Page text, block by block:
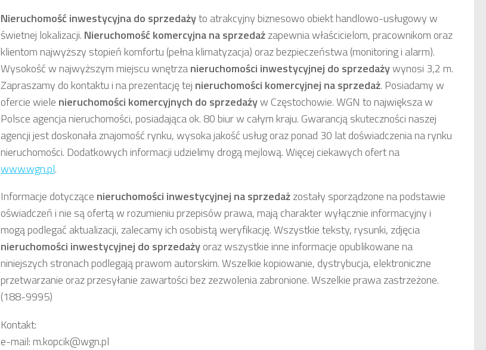
Nieruchomość inwestycyjnado sprzedażyto atrakcyjny biznesowo obiekt handlowo-usługowy w
świetnej lokalizacji. Nieruchomość komercyjnana sprzedażzapewnia właścicielom, pracownikom oraz
klientom najwyższy stopień komfortu (pełna klimatyzacja) oraz bezpieczeństwa (monitoring i alarm).
Wysokość w najwyższym miejscu wnętrzanieruchomości inwestycyjnej do sprzedażywynosi 3,2 m.
Zapraszamy do kontaktu i na prezentację tej nieruchomości komercyjnej na sprzedaż. Posiadamy w
ofercie wiele nieruchomości komercyjnych do sprzedażyw Częstochowie. WGN to największa w
Polsce agencja nieruchomości, posiadająca ok. 80 biur w całym kraju. Gwarancją skuteczności naszej
agencji jest doskonała znajomość rynku, wysoka jakość usług oraz ponad 30 lat doświadczenia na rynku
nieruchomości. Dodatkowych informacji udzielimy drogą mejlową. Więcej ciekawych ofert na
www.wgn.pl.
Informacje dotyczące nieruchomości inwestycyjnej na sprzedażzostały sporządzone na podstawie
oświadczeń i nie są ofertą w rozumieniu przepisów prawa, mają charakter wyłącznie informacyjny i
mogą podlegać aktualizacji, zalecamy ich osobistą weryfikację. Wszystkie teksty, rysunki, zdjęcia
nieruchomości inwestycyjnej do sprzedażyoraz wszystkie inne informacje opublikowane na
niniejszych stronach podlegają prawom autorskim. Wszelkie kopiowanie, dystrybucja, elektroniczne
przetwarzanie oraz przesyłanie zawartości bez zezwolenia zabronione. Wszelkie prawa zastrzeżone.
(188-9995)
Kontakt:
e-mail: m.kopcik@wgn.pl